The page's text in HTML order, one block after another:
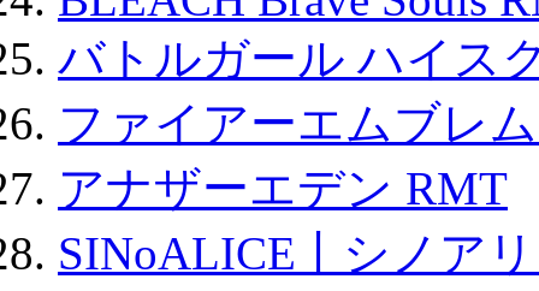
バトルガール ハイス
ファイアーエムブレ
アナザーエデン RMT
SINoALICE丨シノア